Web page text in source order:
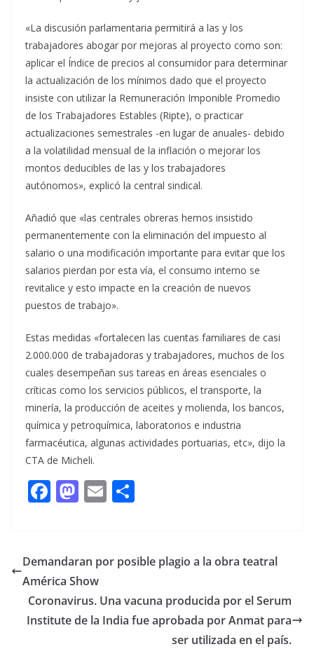
«La discusión parlamentaria permitirá a las y los
trabajadores abogar por mejoras al proyecto como son:
aplicar el Índice de precios al consumidor para determinar
la actualización de los mínimos dado que el proyecto
insiste con utilizar la Remuneración Imponible Promedio
de los Trabajadores Estables (Ripte), o practicar
actualizaciones semestrales -en lugar de anuales- debido
a la volatilidad mensual de la inflación o mejorar los
montos deducibles de las y los trabajadores
autónomos», explicó la central sindical.
Añadió que «las centrales obreras hemos insistido
permanentemente con la eliminación del impuesto al
salario o una modificación importante para evitar que los
salarios pierdan por esta vía, el consumo interno se
revitalice y esto impacte en la creación de nuevos
puestos de trabajo».
Estas medidas «fortalecen las cuentas familiares de casi
2.000.000 de trabajadoras y trabajadores, muchos de los
cuales desempeñan sus tareas en áreas esenciales o
críticas como los servicios públicos, el transporte, la
minería, la producción de aceites y molienda, los bancos,
química y petroquímica, laboratorios e industria
farmacéutica, algunas actividades portuarias, etc», dijo la
CTA de Micheli.
F
b
o
o
k
M
d
o
n
E
l p
ti
r
Demandaran por posible plagio a la obra teatral
América Show
Coronavirus. Una vacuna producida por el Serum
Institute de la India fue aprobada por Anmat para
ser utilizada en el país.